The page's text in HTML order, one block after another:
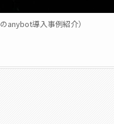
のanybot導入事例紹介）